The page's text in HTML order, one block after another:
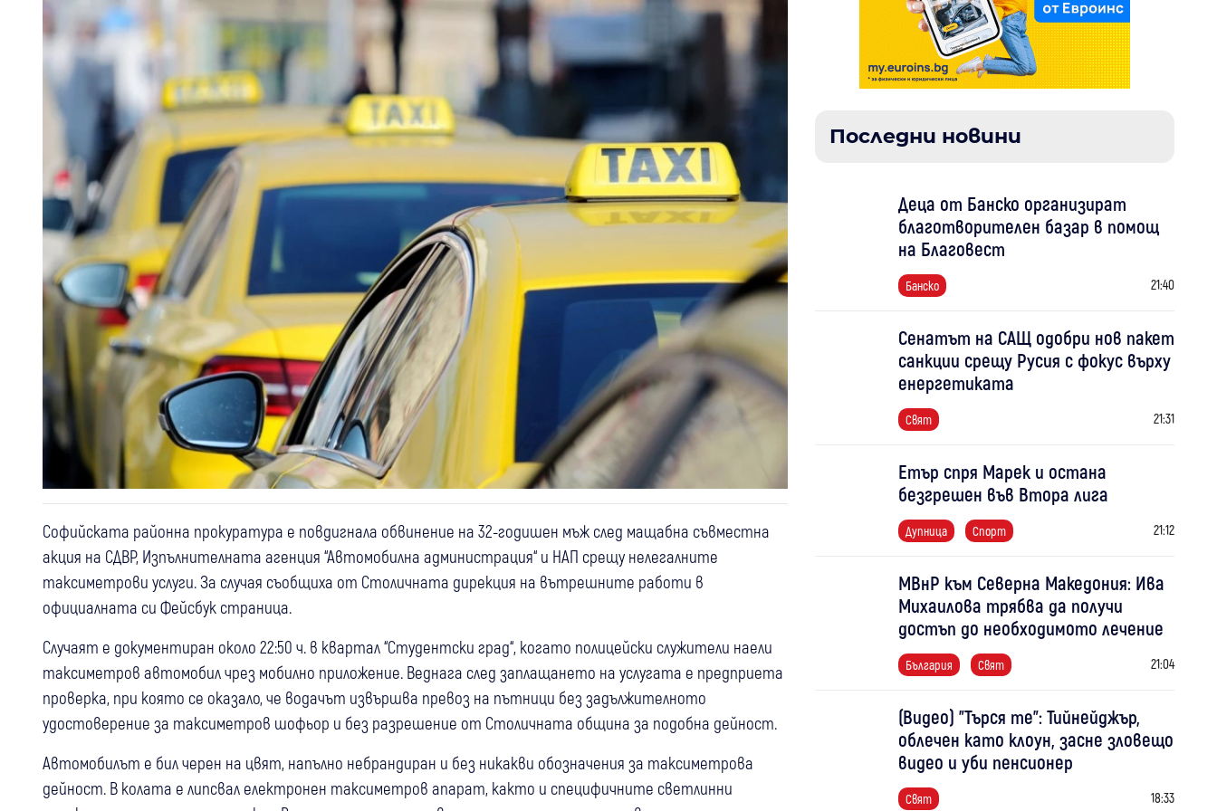
Софийската районна прокуратура е повдигнала обвинение на 32-годишен мъж след мащабна съвместна
акция на СДВР, Изпълнителната агенция “Автомобилна администрация“ и НАП срещу нелегалните
таксиметрови услуги. За случая съобщиха от Столичната дирекция на вътрешните работи в
официалната си Фейсбук страница.
Случаят е документиран около 22:50 ч. в квартал “Студентски град“, когато полицейски служители наели
таксиметров автомобил чрез мобилно приложение. Веднага след заплащането на услугата е предприета
проверка, при която се оказало, че водачът извършва превоз на пътници без задължителното
удостоверение за таксиметров шофьор и без разрешение от Столичната община за подобна дейност.
Автомобилът е бил черен на цвят, напълно небрандиран и без никакви обозначения за таксиметрова
дейност. В колата е липсвал електронен таксиметров апарат, както и специфичните светлинни
Последни новини
Деца от Банско организират
благотворителен базар в помощ
на Благовест
Банско 21:40
Сенатът на САЩ одобри нов пакет
санкции срещу Русия с фокус върху
енергетиката
Свят 21:31
Етър спря Марек и остана
безгрешен във Втора лига
Дупница Спорт 21:12
МВнР към Северна Македония: Ива
Михаилова трябва да получи
достъп до необходимото лечение
България Свят 21:04
(Видео) "Търся те": Тийнейджър,
облечен като клоун, засне зловещо
видео и уби пенсионер
Свят 18:33